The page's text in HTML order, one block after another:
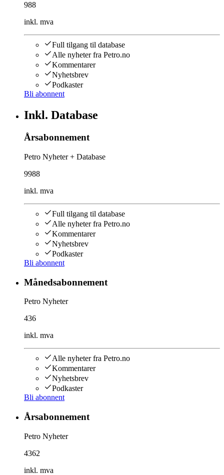
988
inkl. mva
Full tilgang til database
Alle nyheter fra Petro.no
Kommentarer
Nyhetsbrev
Podkaster
Bli abonnent
Inkl. Database
Årsabonnement
Petro Nyheter + Database
9988
inkl. mva
Full tilgang til database
Alle nyheter fra Petro.no
Kommentarer
Nyhetsbrev
Podkaster
Bli abonnent
Månedsabonnement
Petro Nyheter
436
inkl. mva
Alle nyheter fra Petro.no
Kommentarer
Nyhetsbrev
Podkaster
Bli abonnent
Årsabonnement
Petro Nyheter
4362
inkl. mva